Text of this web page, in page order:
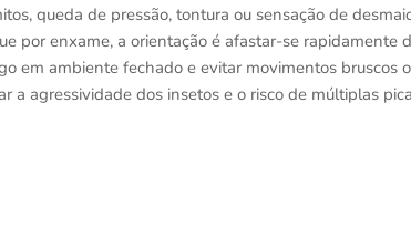
queda de pressão, tontura ou sensação de
por enxame, a orientação é afastar-se rapidamente
em ambiente fechado e evitar movimentos bruscos
a agressividade dos insetos e o risco de múltiplas